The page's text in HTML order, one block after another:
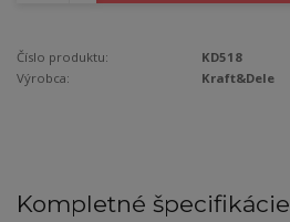
Číslo produktu:
KD518
Výrobca:
Kraft&Dele
Kompletné špecifikácie